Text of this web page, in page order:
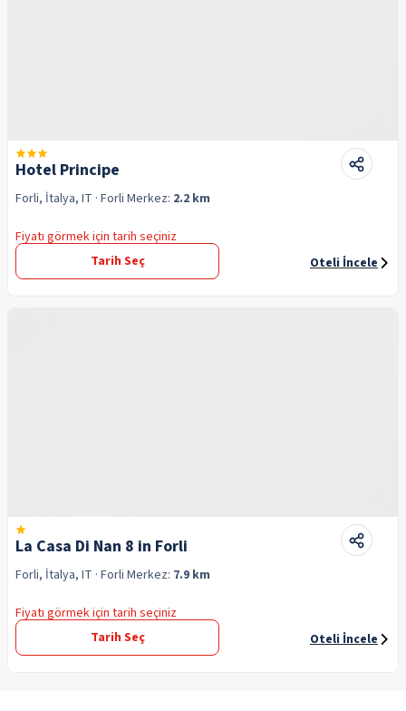
Hotel Principe
Forli, İtalya, IT · Forli Merkez: 2.2 km
Fiyatı görmek için tarih seçiniz
Tarih Seç
Oteli İncele
La Casa Di Nan 8 in Forli
Forli, İtalya, IT · Forli Merkez: 7.9 km
Fiyatı görmek için tarih seçiniz
Tarih Seç
Oteli İncele